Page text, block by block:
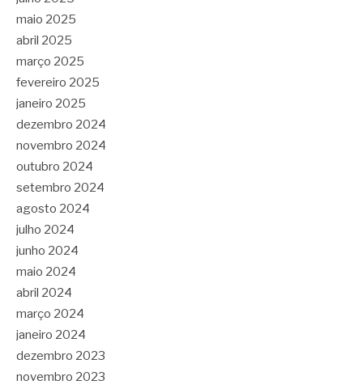
maio 2025
abril 2025
março 2025
fevereiro 2025
janeiro 2025
dezembro 2024
novembro 2024
outubro 2024
setembro 2024
agosto 2024
julho 2024
junho 2024
maio 2024
abril 2024
março 2024
janeiro 2024
dezembro 2023
novembro 2023